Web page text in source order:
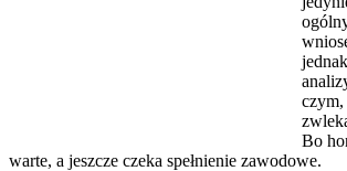
czym,
Bo
warte, a jeszcze czeka spełnienie zawodowe.